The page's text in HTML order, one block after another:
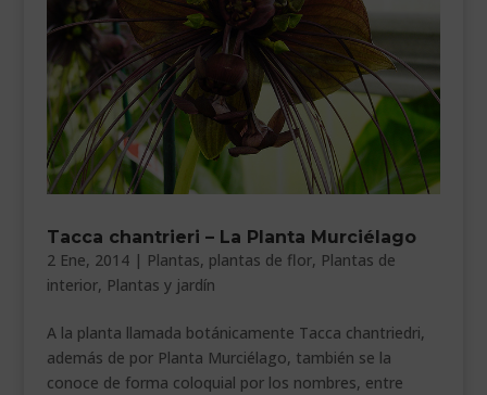
MASCOTAS
DECORACIÓN
HORARIO GARDEN
CONTACTAR
BLOG
VEURE EN CATALÀ
Tacca chantrieri – La Planta Murciélago
2 Ene, 2014| Plantas, plantas de flor, Plantas de
interior, Plantas y jardín
A la planta llamada botánicamente Tacca chantriedri,
además de por Planta Murciélago, también se la
conoce de forma coloquial por los nombres, entre